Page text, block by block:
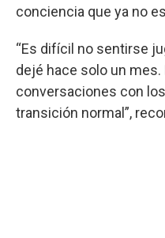
conciencia que ya no
“Es difícil no sentirse
dejé hace solo un mes.
conversaciones con
transición normal”,